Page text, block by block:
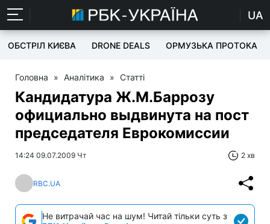
UA
ОБСТРІЛ КИЄВА DRONE DEALS ОРМУЗЬКА ПРОТОКА
Головна » Аналітика » Статті
Кандидатура Ж.М.Баррозу
официально выдвинута на пост
председателя Еврокомиссии
14:24 09.07.2009 Чт 2 хв
RBC.UA
Не витрачай час на шум! Читай тільки суть з